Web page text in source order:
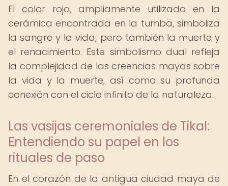
El color rojo, ampliamente utilizado en la
cerámica encontrada en la tumba, simboliza
la sangre y la vida, pero también la muerte y
el renacimiento. Este simbolismo dual refleja
la complejidad de las creencias mayas sobre
la vida y la muerte, así como su profunda
conexión con el ciclo infinito de la naturaleza.
Las vasijas ceremoniales de Tikal:
Entendiendo su papel en los
rituales de paso
En el corazón de la antigua ciudad maya de